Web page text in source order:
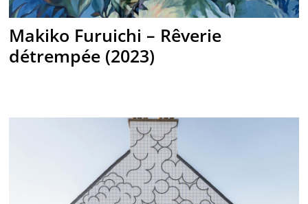
Makiko Furuichi – Rêverie
détrempée (2023)